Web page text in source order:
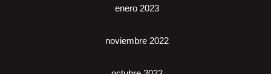
enero 2023
noviembre 2022